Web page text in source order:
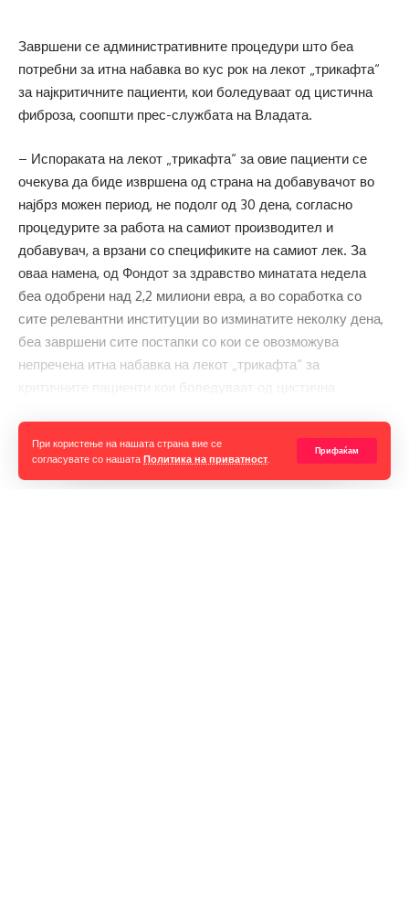
При користење на нашата страна вие се
согласувате со нашата Политика на приватност
Прифаќам
Завршени се административните процедури што беа
потребни за итна набавка во кус рок на лекот „трикафта“
за најкритичните пациенти, кои боледуваат од цистична
фиброза, соопшти прес-службата на Владата.
– Испораката на лекот „трикафта“ за овие пациенти се
очекува да биде извршена од страна на добавувачот во
најбрз можен период, не подолг од 30 дена, согласно
процедурите за работа на самиот производител и
добавувач, а врзани со спецификите на самиот лек. За
оваа намена, од Фондот за здравство минатата недела
беа одобрени над 2,2 милиони евра, а во соработка со
сите релевантни институции во изминатите неколку дена,
беа завршени сите постапки со кои се овозможува
непречена итна набавка на лекот „трикафта“ за
Дополнително во текот на денешниот ден во Владата ќе
се одржи втор состанок на посебното тело во кое се
Прочитај ја целата вест